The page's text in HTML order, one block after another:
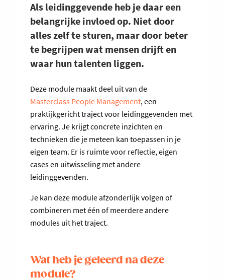
Als leidinggevende heb je daar een
belangrijke invloed op. Niet door
alles zelf te sturen, maar door beter
te begrijpen wat mensen drijft en
waar hun talenten liggen.
Deze module maakt deel uit van de
Masterclass People Management, een
praktijkgericht traject voor leidinggevenden met
ervaring. Je krijgt concrete inzichten en
technieken die je meteen kan toepassen in je
eigen team. Er is ruimte voor reflectie, eigen
cases en uitwisseling met andere
leidinggevenden.
Je kan deze module afzonderlijk volgen of
combineren met één of meerdere andere
modules uit het traject.
Wat heb je geleerd na deze
module?